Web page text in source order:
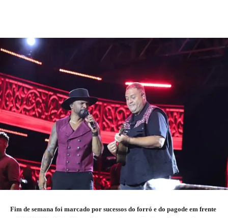
Fim de semana foi marcado por sucessos do forró e do pagode em frente